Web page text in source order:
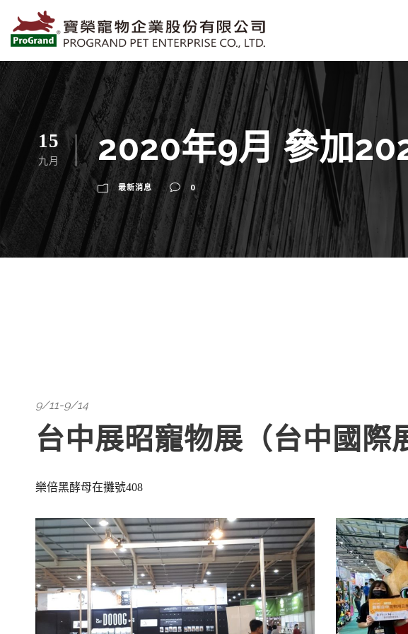
15
九月 2020年9月 參加
最新消息 0
9/11-9/14
台中展昭寵物展（台中國際
樂倍黑酵母在攤號408